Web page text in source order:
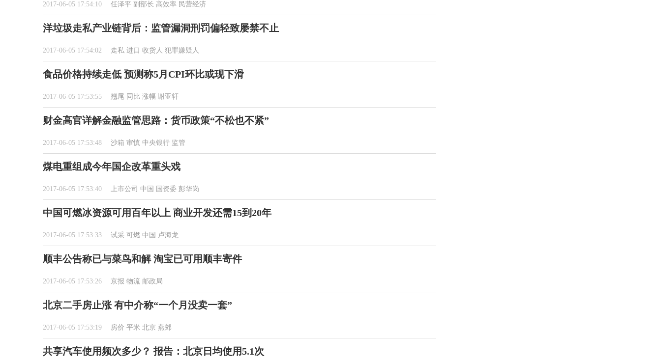
2017-06-05 17:54:10 任泽平 副部长 高效率 民营经济
洋垃圾走私产业链背后：监管漏洞刑罚偏轻致屡禁不止
2017-06-05 17:54:02 走私 进口 收货人 犯罪嫌疑人
食品价格持续走低 预测称5月CPI环比或现下滑
2017-06-05 17:53:55 翘尾 同比 涨幅 谢亚轩
财金高官详解金融监管思路：货币政策“不松也不紧”
2017-06-05 17:53:48 沙箱 审慎 中央银行 监管
煤电重组成今年国企改革重头戏
2017-06-05 17:53:40 上市公司 中国 国资委 彭华岗
中国可燃冰资源可用百年以上 商业开发还需15到20年
2017-06-05 17:53:33 试采 可燃 中国 卢海龙
顺丰公告称已与菜鸟和解 淘宝已可用顺丰寄件
2017-06-05 17:53:26 京报 物流 邮政局
北京二手房止涨 有中介称“一个月没卖一套”
2017-06-05 17:53:19 房价 平米 北京 燕郊
共享汽车使用频次多少？ 报告：北京日均使用5.1次